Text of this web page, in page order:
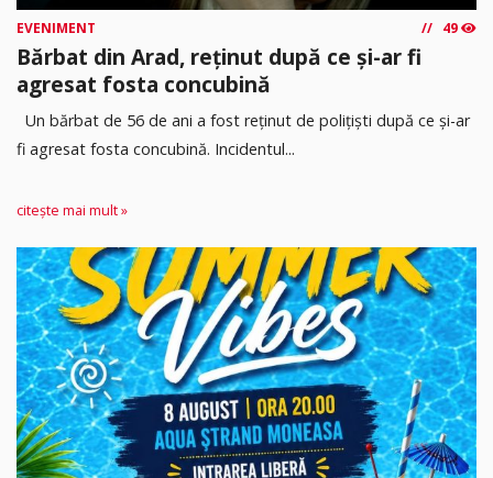
EVENIMENT 49
Bărbat din Arad, reținut după ce și-ar fi
agresat fosta concubină
Un bărbat de 56 de ani a fost reținut de polițiști după ce și-ar
fi agresat fosta concubină. Incidentul...
citește mai mult »